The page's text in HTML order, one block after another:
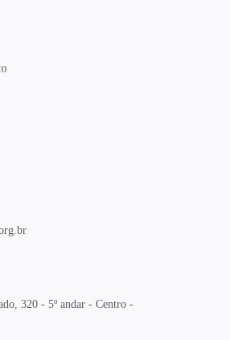
320 - 5º andar - Centro -